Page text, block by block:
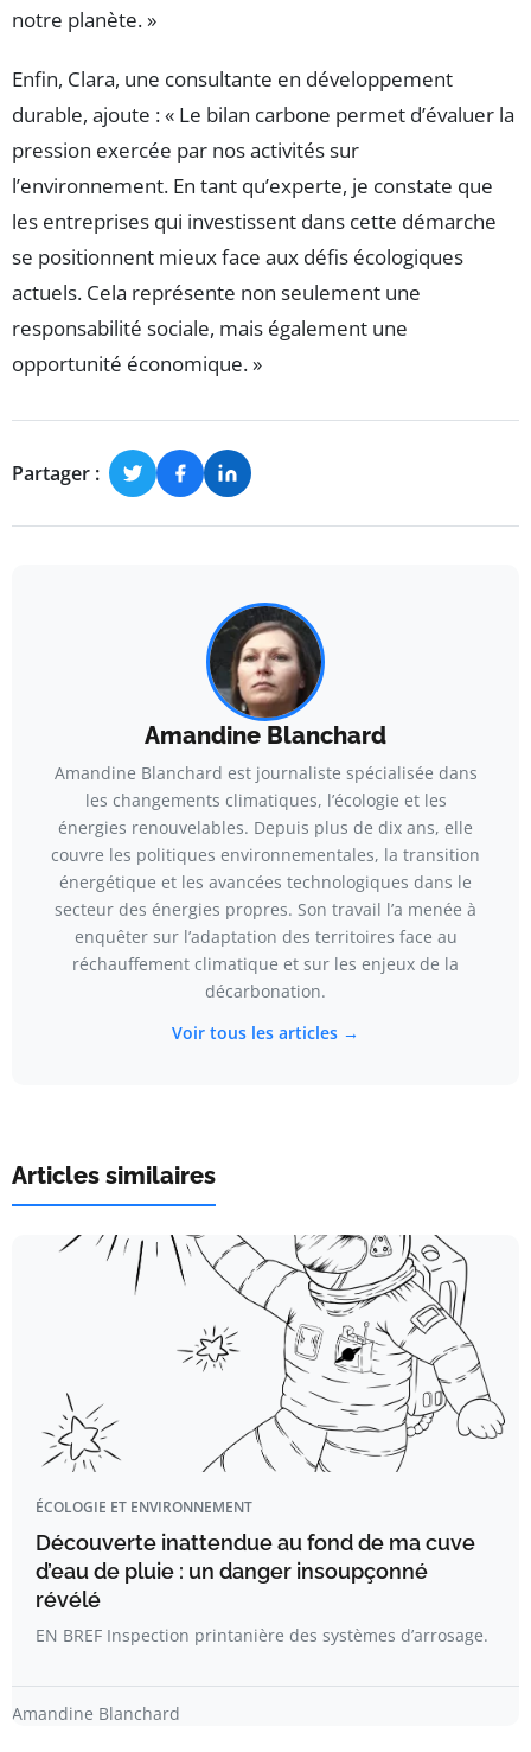
notre planète. »
Enfin, Clara, une consultante en développement
durable, ajoute : « Le bilan carbone permet d’évaluer la
pression exercée par nos activités sur
l’environnement. En tant qu’experte, je constate que
les entreprises qui investissent dans cette démarche
se positionnent mieux face aux défis écologiques
actuels. Cela représente non seulement une
responsabilité sociale, mais également une
opportunité économique. »
Partager :
Amandine Blanchard
Amandine Blanchard est journaliste spécialisée dans
les changements climatiques, l’écologie et les
énergies renouvelables. Depuis plus de dix ans, elle
couvre les politiques environnementales, la transition
énergétique et les avancées technologiques dans le
secteur des énergies propres. Son travail l’a menée à
enquêter sur l’adaptation des territoires face au
réchauffement climatique et sur les enjeux de la
décarbonation.
Voir tous les articles →
Articles similaires
ÉCOLOGIE ET ENVIRONNEMENT
Découverte inattendue au fond de ma cuve
d’eau de pluie : un danger insoupçonné
révélé
EN BREF Inspection printanière des systèmes d’arrosage.
Amandine Blanchard